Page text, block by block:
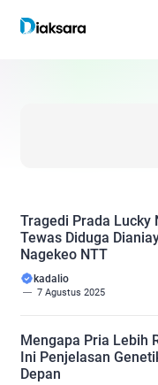
Tragedi Prada Lucky
Tewas Diduga
Nagekeo NTT
kadalio
7 Agustus 2025
Mengapa Pria Lebih
Ini Penjelasan
Depan